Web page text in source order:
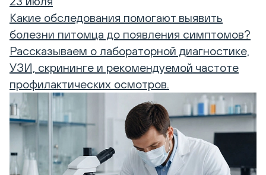
Какие обследования помогают выявить
болезни питомца до появления симптомов?
Рассказываем о лабораторной диагностике,
УЗИ, скрининге и рекомендуемой частоте
профилактических осмотров.